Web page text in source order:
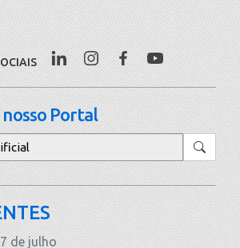
nosso Portal
de julho